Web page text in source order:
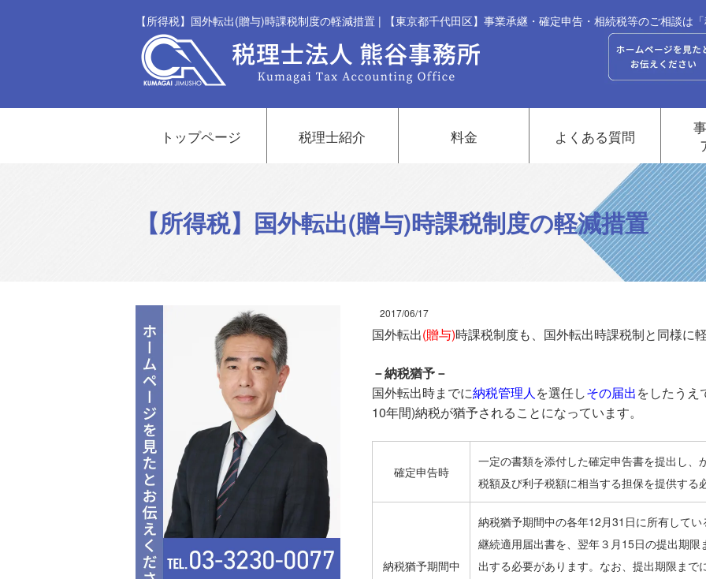
【所得税】国外転出(贈与)時課税制度の軽減措置 | 【東京都千代田区】事業承継・確定申告・相続税等のご相談は「
トップページ 税理士紹介 料金 よくある質問
【所得税】国外転出(贈与)時課税制度の軽減措置
2017/06/17
国外転出(贈与)時課税制度も、国外転出時課税制と同様に
－納税猶予－
国外転出時までに納税管理人を選任しその届出をしたうえ
10年間)納税が猶予されることになっています。
確定申告時
一定の書類を添付した確定申告書を提出し、
税額及び利子税額に相当する担保を提供する
納税猶予期間中
納税猶予期間中の各年12月31日に所有してい
継続適用届出書を、翌年３月15日の提出期限
出する必要があります。なお、提出期限まで